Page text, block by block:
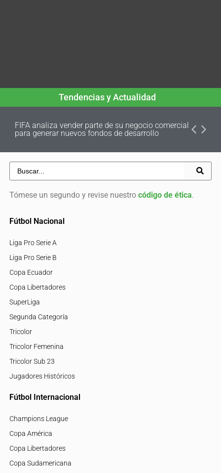
Tendencias y Actualidad
FIFA analiza vender parte de su negocio comercial
para generar nuevos fondos de desarrollo
Tómese un segundo y revise nuestro código de ética.
Fútbol Nacional
Liga Pro Serie A
Liga Pro Serie B
Copa Ecuador
Copa Libertadores
SuperLiga
Segunda Categoría
Tricolor
Tricolor Femenina
Tricolor Sub 23
Jugadores Históricos
Fútbol Internacional
Champions League
Copa América
Copa Libertadores
Copa Sudamericana